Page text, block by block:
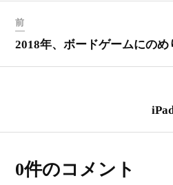
前
2018年、ボードゲームにの
0件のコメント